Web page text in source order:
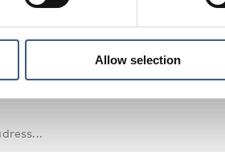
Allow selection